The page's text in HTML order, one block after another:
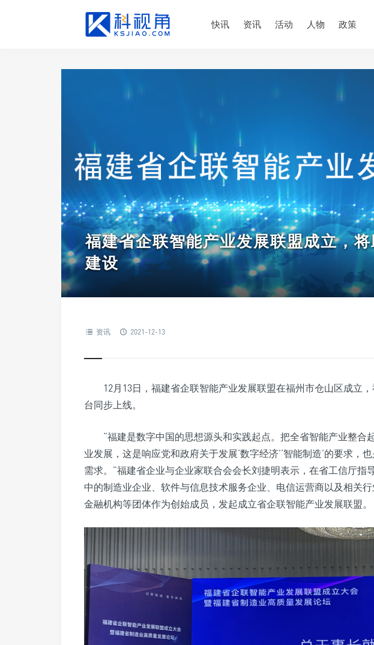
快讯 资讯 活动 人物 政策
福建省企联智能产业发展联盟成立，
建设
资讯 2021-12-13
12月13日，福建省企联智能产业发展联盟在福州市仓山区成立
台同步上线。
“福建是数字中国的思想源头和实践起点。把全省智能产业整合
业发展，这是响应党和政府关于发展‘数字经济’‘智能制造’的要求，
需求。”福建省企业与企业家联合会会长刘捷明表示，在省工信厅指
中的制造业企业、软件与信息技术服务企业、电信运营商以及相关行
金融机构等团体作为创始成员，发起成立省企联智能产业发展联盟。